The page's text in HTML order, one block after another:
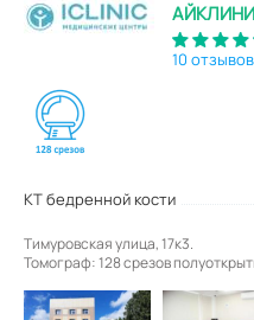
10 отзывов
КТ бедренной кости
Тимуровская улица, 17к3.
Томограф: 128 срезов